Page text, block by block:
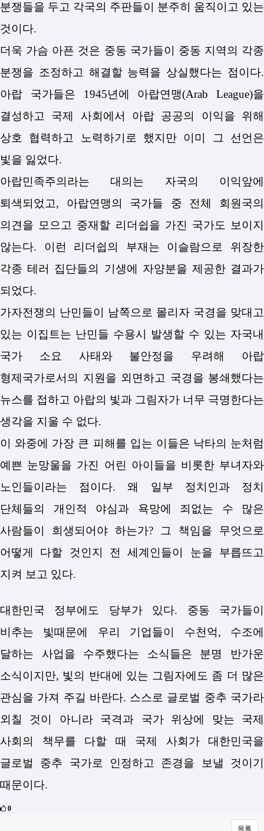
분쟁들을 두고 각국의 주판들이 분주히 움직이고 있는
것이다.
더욱 가슴 아픈 것은 중동 국가들이 중동 지역의 각종
분쟁을 조정하고 해결할 능력을 상실했다는 점이다.
아랍 국가들은 1945년에 아랍연맹(Arab League)을
결성하고 국제 사회에서 아랍 공공의 이익을 위해
상호 협력하고 노력하기로 했지만 이미 그 선언은
빛을 잃었다.
아랍민족주의라는 대의는 자국의 이익앞에
퇴색되었고, 아랍연맹의 국가들 중 전체 회원국의
의견을 모으고 중재할 리더쉽을 가진 국가도 보이지
않는다. 이런 리더쉽의 부재는 이슬람으로 위장한
각종 테러 집단들의 기생에 자양분을 제공한 결과가
되었다.
가자전쟁의 난민들이 남쪽으로 몰리자 국경을 맞대고
있는 이집트는 난민들 수용시 발생할 수 있는 자국내
국가 소요 사태와 불안정을 우려해 아랍
형제국가로서의 지원을 외면하고 국경을 봉쇄했다는
뉴스를 접하고 아랍의 빛과 그림자가 너무 극명한다는
생각을 지울 수 없다.
이 와중에 가장 큰 피해를 입는 이들은 낙타의 눈처럼
예쁜 눈망울을 가진 어린 아이들을 비롯한 부녀자와
노인들이라는 점이다. 왜 일부 정치인과 정치
단체들의 개인적 야심과 욕망에 죄없는 수 많은
사람들이 희생되어야 하는가? 그 책임을 무엇으로
어떻게 다할 것인지 전 세계인들이 눈을 부릅뜨고
지켜 보고 있다.
대한민국 정부에도 당부가 있다. 중동 국가들이
비추는 빛때문에 우리 기업들이 수천억, 수조에
달하는 사업을 수주했다는 소식들은 분명 반가운
소식이지만, 빛의 반대에 있는 그림자에도 좀 더 많은
관심을 가져 주길 바란다. 스스로 글로벌 중추 국가라
외칠 것이 아니라 국격과 국가 위상에 맞는 국제
사회의 책무를 다할 때 국제 사회가 대한민국을
글로벌 중추 국가로 인정하고 존경을 보낼 것이기
때문이다.
0
목록